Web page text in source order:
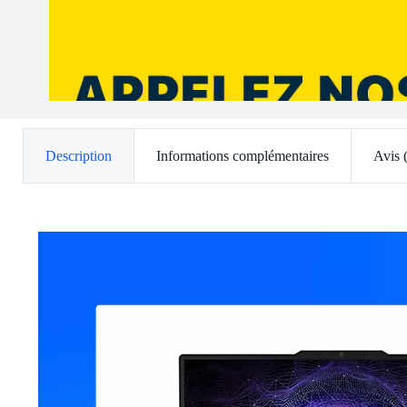
Description Informations complémentaires Avis